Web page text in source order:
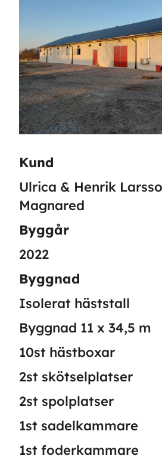
Kund
Ulrica & Henrik
Magnared
Byggår
2022
Byggnad
Isolerat häststall
Byggnad 11 x 34,5 m
10st hästboxar
2st skötselplatser
2st spolplatser
1st sadelkammare
1st foderkammare